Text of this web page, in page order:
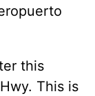
this
This is